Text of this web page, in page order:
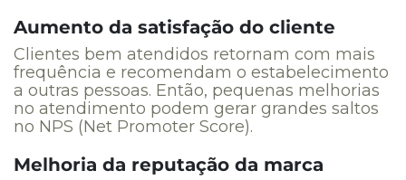
Aumento da satisfação do cliente
Clientes bem atendidos retornam com mais
frequência e recomendam o estabelecimento
a outras pessoas. Então, pequenas melhorias
no atendimento podem gerar grandes saltos
no NPS (Net Promoter Score).
Melhoria da reputação da marca